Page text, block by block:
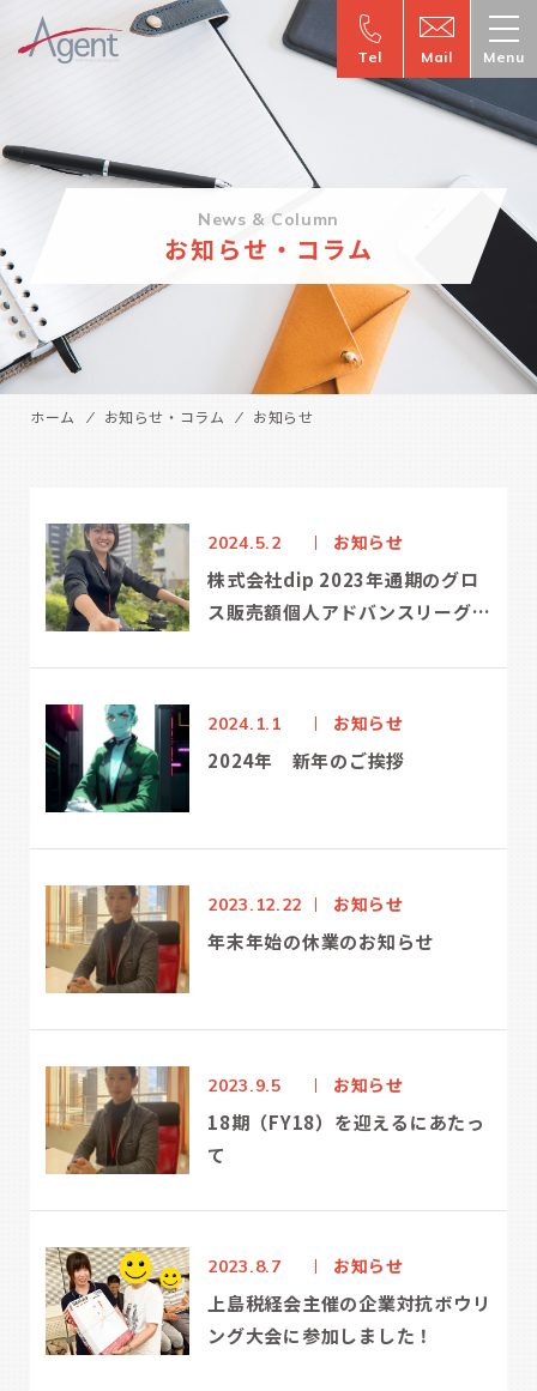
Tel Mail Menu
News & Column
お知らせ・コラム
ホーム お知らせ・コラム お知らせ
2024.5.2 お知らせ
株式会社dip 2023年通期のグロ
ス販売額個人アドバンスリーグ
2024.1.1 お知らせ
2024年 新年のご挨拶
2023.12.22 お知らせ
年末年始の休業のお知らせ
2023.9.5 お知らせ
18期（FY18）を迎えるにあたっ
て
2023.8.7 お知らせ
上島税経会主催の企業対抗ボウリ
ング大会に参加しました！